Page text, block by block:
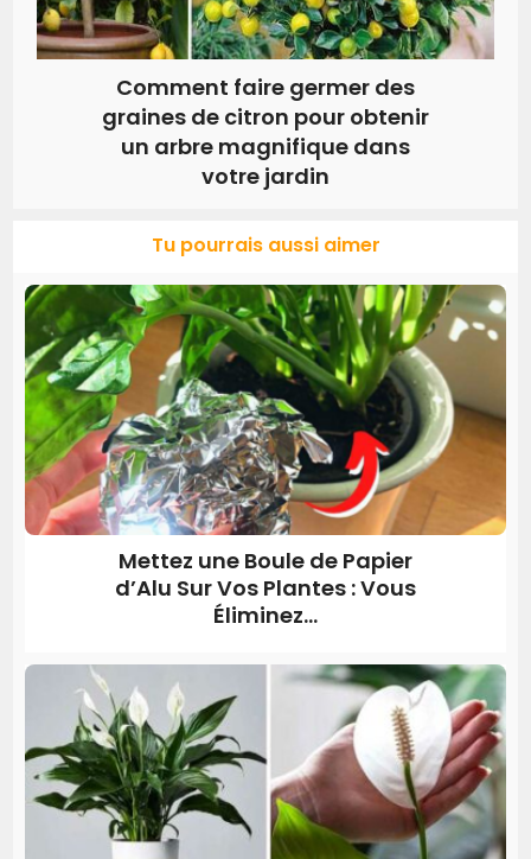
Comment faire germer des
graines de citron pour obtenir
un arbre magnifique dans
votre jardin
Tu pourrais aussi aimer
Mettez une Boule de Papier
d’Alu Sur Vos Plantes : Vous
Éliminez...